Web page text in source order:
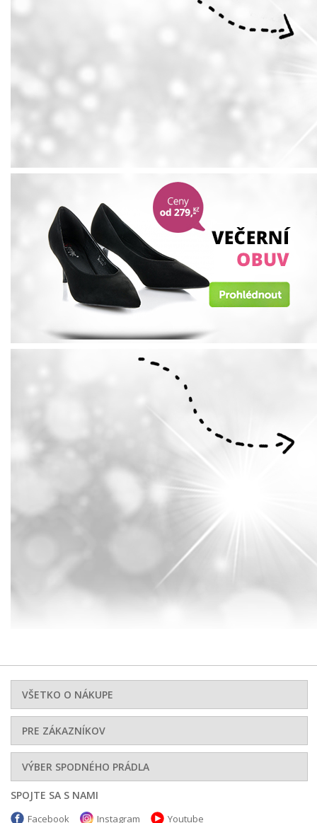
VŠETKO O NÁKUPE
PRE ZÁKAZNÍKOV
VÝBER SPODNÉHO PRÁDLA
SPOJTE SA S NAMI
Facebook Instagram Youtube